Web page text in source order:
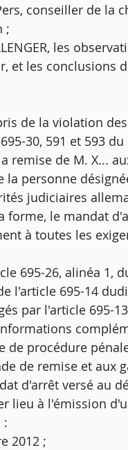
conseiller de la
;
les
et les
de la violation
30, 591 et 593
remise de M. X...
la personne
judiciaires
le mandat
à toutes les
695-26, alinéa 1,
l'article 695-14
par l'article 695-
de procédure
de remise et aux
d'arrêt versé au
lieu à l'émission
:
2012 ;